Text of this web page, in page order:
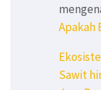
Apakah
Sawit